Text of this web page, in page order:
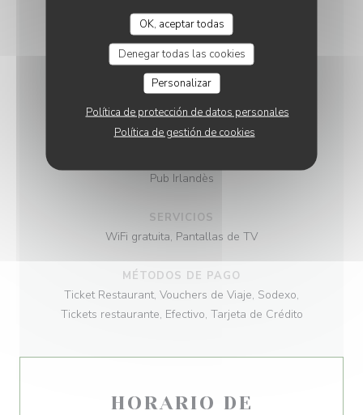
OK, aceptar todas
Denegar todas las cookies
Personalizar
Política de protección de datos personales
Política de gestión de cookies
INFORMACIÓN
GENERAL
Specialità irlandesi, hamburguesa
Pub Irlandès
SERVICIOS
WiFi gratuita, Pantallas de TV
MÉTODOS DE PAGO
Ticket Restaurant, Vouchers de Viaje, Sodexo,
Tickets restaurante, Efectivo, Tarjeta de Crédito
HORARIO DE